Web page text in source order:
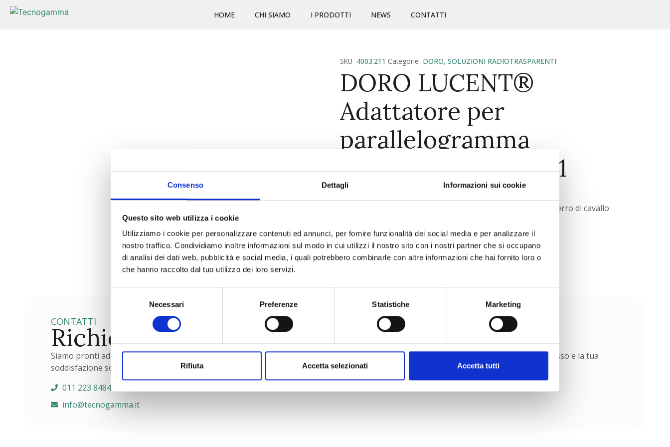
Consenso Dettagli Informazioni sui cookie
Questo sito web utilizza i cookie
Utilizziamo i cookie per personalizzare contenuti ed annunci, per fornire funzionalità dei social media e per analizzare il
nostro traffico. Condividiamo inoltre informazioni sul modo in cui utilizzi il nostro sito con i nostri partner che si occupano
di analisi dei dati web, pubblicità e social media, i quali potrebbero combinarle con altre informazioni che hai fornito loro o
che hanno raccolto dal tuo utilizzo dei loro servizi.
Necessari Preferenze Statistiche Marketing
Rifiuta Accetta selezionati Accetta tutti
HOME CHI SIAMO I PRODOTTI NEWS CONTATTI
SKU 4003.211 Categorie DORO, SOLUZIONI RADIOTRASPARENTI
DORO LUCENT®
Adattatore per
parallelogramma
Trumpf ref. 4003.211
CARATTERISTICHE PRINCIPALI
Collega facilmente una testiera radiotrasparente o un ferro di cavallo
Metal free
CONTATTI
Richiedi maggiori informazioni
Siamo pronti ad ascoltarti e rispondere a tutte le tue esigenze con la professionalità e l’efficienza che ci contraddistinguono. Il tuo successo e la tua
soddisfazione sono la nostra priorità. Contattaci ora.
011 223 8484
info@tecnogamma.it